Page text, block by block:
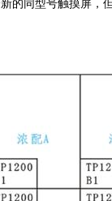
的同型号触摸屏，